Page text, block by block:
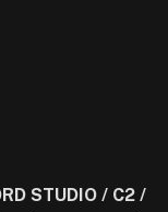
STUDIO / C2 /